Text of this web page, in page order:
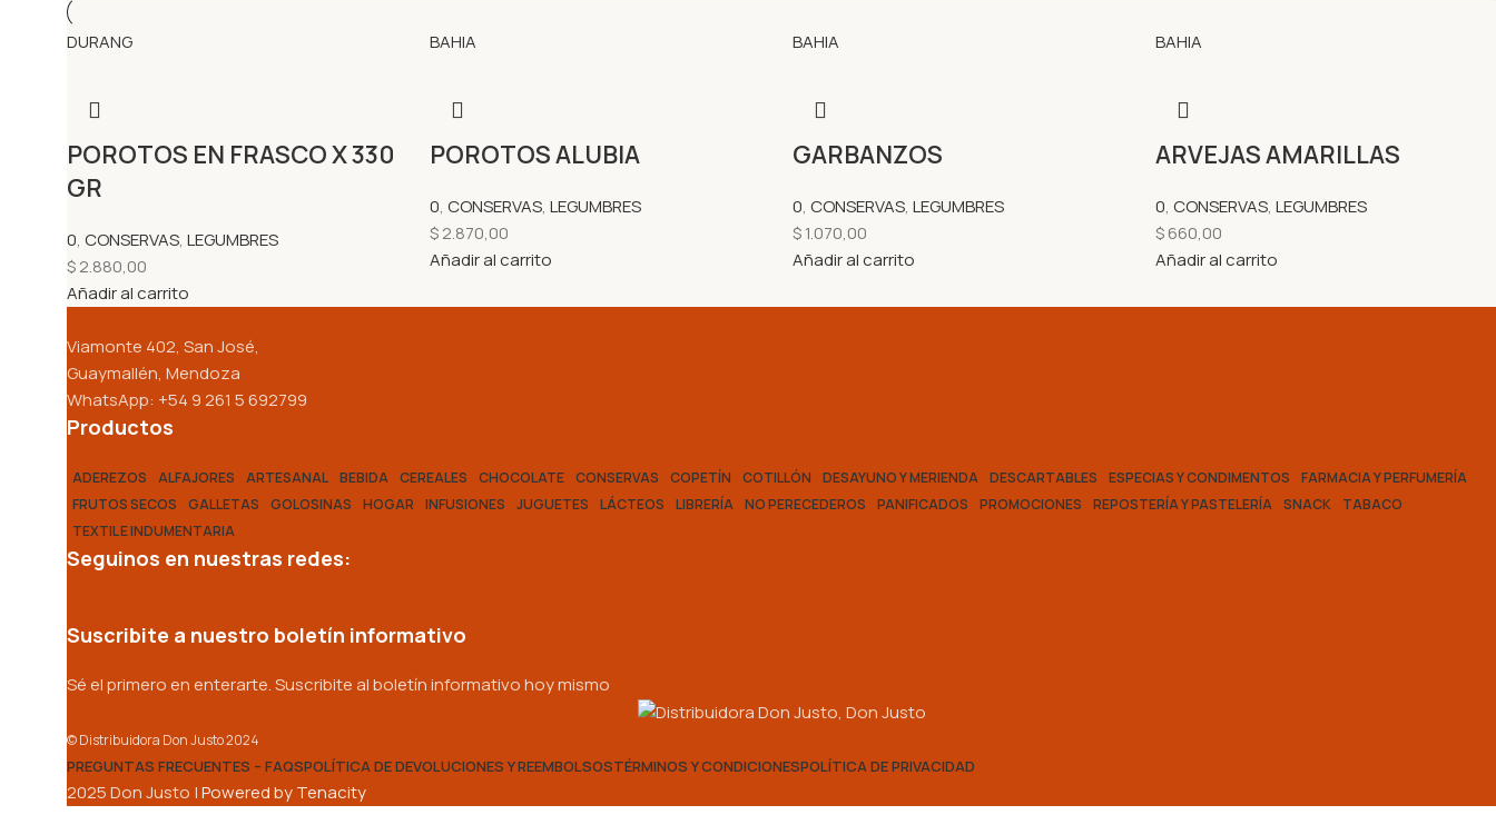
DURANG
POROTOS EN FRASCO X 330
GR
0, CONSERVAS, LEGUMBRES
$2.880,00
Añadir al carrito
BAHIA
POROTOS ALUBIA
0, CONSERVAS, LEGUMBRES
$2.870,00
Añadir al carrito
BAHIA
GARBANZOS
0, CONSERVAS, LEGUMBRES
$1.070,00
Añadir al carrito
BAHIA
ARVEJAS AMARILLAS
0, CONSERVAS, LEGUMBRES
$660,00
Añadir al carrito
Viamonte 402, San José,
Guaymallén, Mendoza
WhatsApp: +54 9 261 5 692799
Productos
ADEREZOS ALFAJORES ARTESANAL BEBIDA CEREALES CHOCOLATE CONSERVAS COPETÍN COTILLÓN DESAYUNO Y MERIENDA DESCARTABLES ESPECIAS Y CONDIMENTOS
FARMACIA Y PERFUMERÍA
FRUTOS SECOS
GALLETAS GOLOSINAS HOGAR INFUSIONES JUGUETES LÁCTEOS LIBRERÍA NO PERECEDEROS PANIFICADOS PROMOCIONES REPOSTERÍA Y PASTELERÍA SNACK
TABACO
TEXTIL E INDUMENTARIA
Seguinos en nuestras redes:
Suscribite a nuestro boletín informativo
Sé el primero en enterarte. Suscribite al boletín informativo hoy mismo
© Distribuidora Don Justo 2024
PREGUNTAS FRECUENTES – FAQSPOLÍTICA DE DEVOLUCIONES Y REEMBOLSOSTÉRMINOS Y CONDICIONESPOLÍTICA DE PRIVACIDAD
2025 Don Justo |Powered by Tenacity